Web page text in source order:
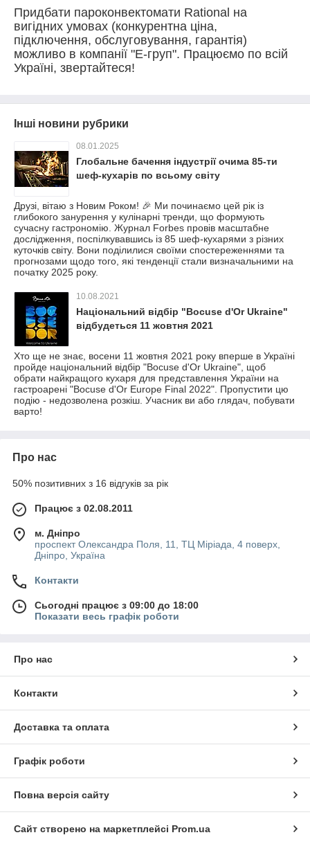
Придбати пароконвектомати Rational на
вигідних умовах (конкурентна ціна,
підключення, обслуговування, гарантія)
можливо в компанії "Е-груп". Працюємо по всій
Україні, звертайтеся!
Інші новини рубрики
08.01.2025
Глобальне бачення індустрії очима 85-ти
шеф-кухарів по всьому світу
Друзі, вітаю з Новим Роком! 🎉 Ми починаємо цей рік із
глибокого занурення у кулінарні тренди, що формують
сучасну гастрономію. Журнал Forbes провів масштабне
дослідження, поспілкувавшись із 85 шеф-кухарями з різних
куточків світу. Вони поділилися своїми спостереженнями та
прогнозами щодо того, які тенденції стали визначальними на
початку 2025 року.
10.08.2021
Національний відбір "Bocuse d'Or Ukraine"
відбудеться 11 жовтня 2021
Хто ще не знає, восени 11 жовтня 2021 року вперше в Україні
пройде національний відбір "Bocuse d'Or Ukraine", щоб
обрати найкращого кухаря для представлення України на
гастроарені "Bocuse d'Or Europe Final 2022". Пропустити цю
подію - недозволена розкіш. Учасник ви або глядач, побувати
варто!
Про нас
50% позитивних з 16 відгуків за рік
Працює з 02.08.2011
м. Дніпро
проспект Олександра Поля, 11, ТЦ Міріада, 4 поверх,
Дніпро, Україна
Контакти
Сьогодні працює з 09:00 до 18:00
Показати весь графік роботи
Про нас
Контакти
Доставка та оплата
Графік роботи
Повна версія сайту
Сайт створено на маркетплейсі Prom.ua